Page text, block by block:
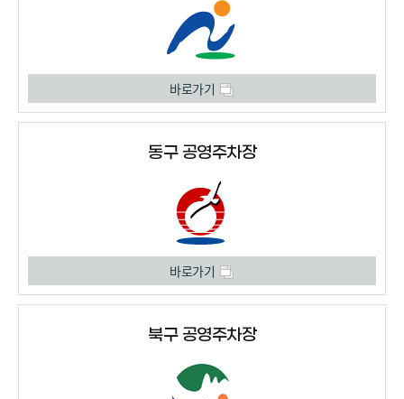
바로가기
동구 공영주차장
바로가기
북구 공영주차장